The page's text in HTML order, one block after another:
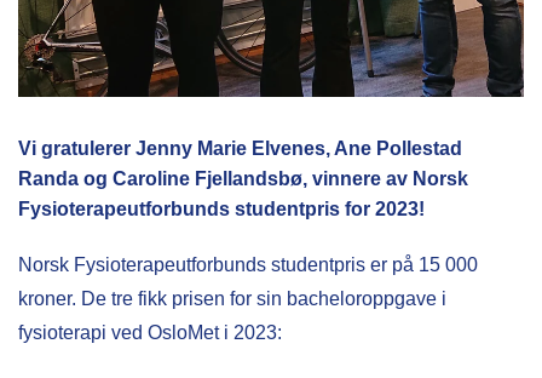
Vi gratulerer Jenny Marie Elvenes, Ane Pollestad
Randa og Caroline Fjellandsbø, vinnere av Norsk
Fysioterapeutforbunds studentpris for 2023!
Norsk Fysioterapeutforbunds studentpris er på 15 000
kroner. De tre fikk prisen for sin bacheloroppgave i
fysioterapi ved OsloMet i 2023: